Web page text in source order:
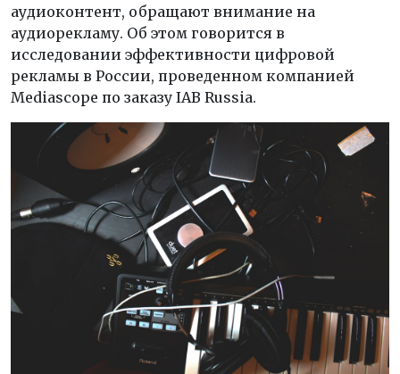
аудиоконтент, обращают внимание на
аудиорекламу. Об этом говорится в
исследовании эффективности цифровой
рекламы в России, проведенном компанией
Mediascope по заказу IAB Russia.